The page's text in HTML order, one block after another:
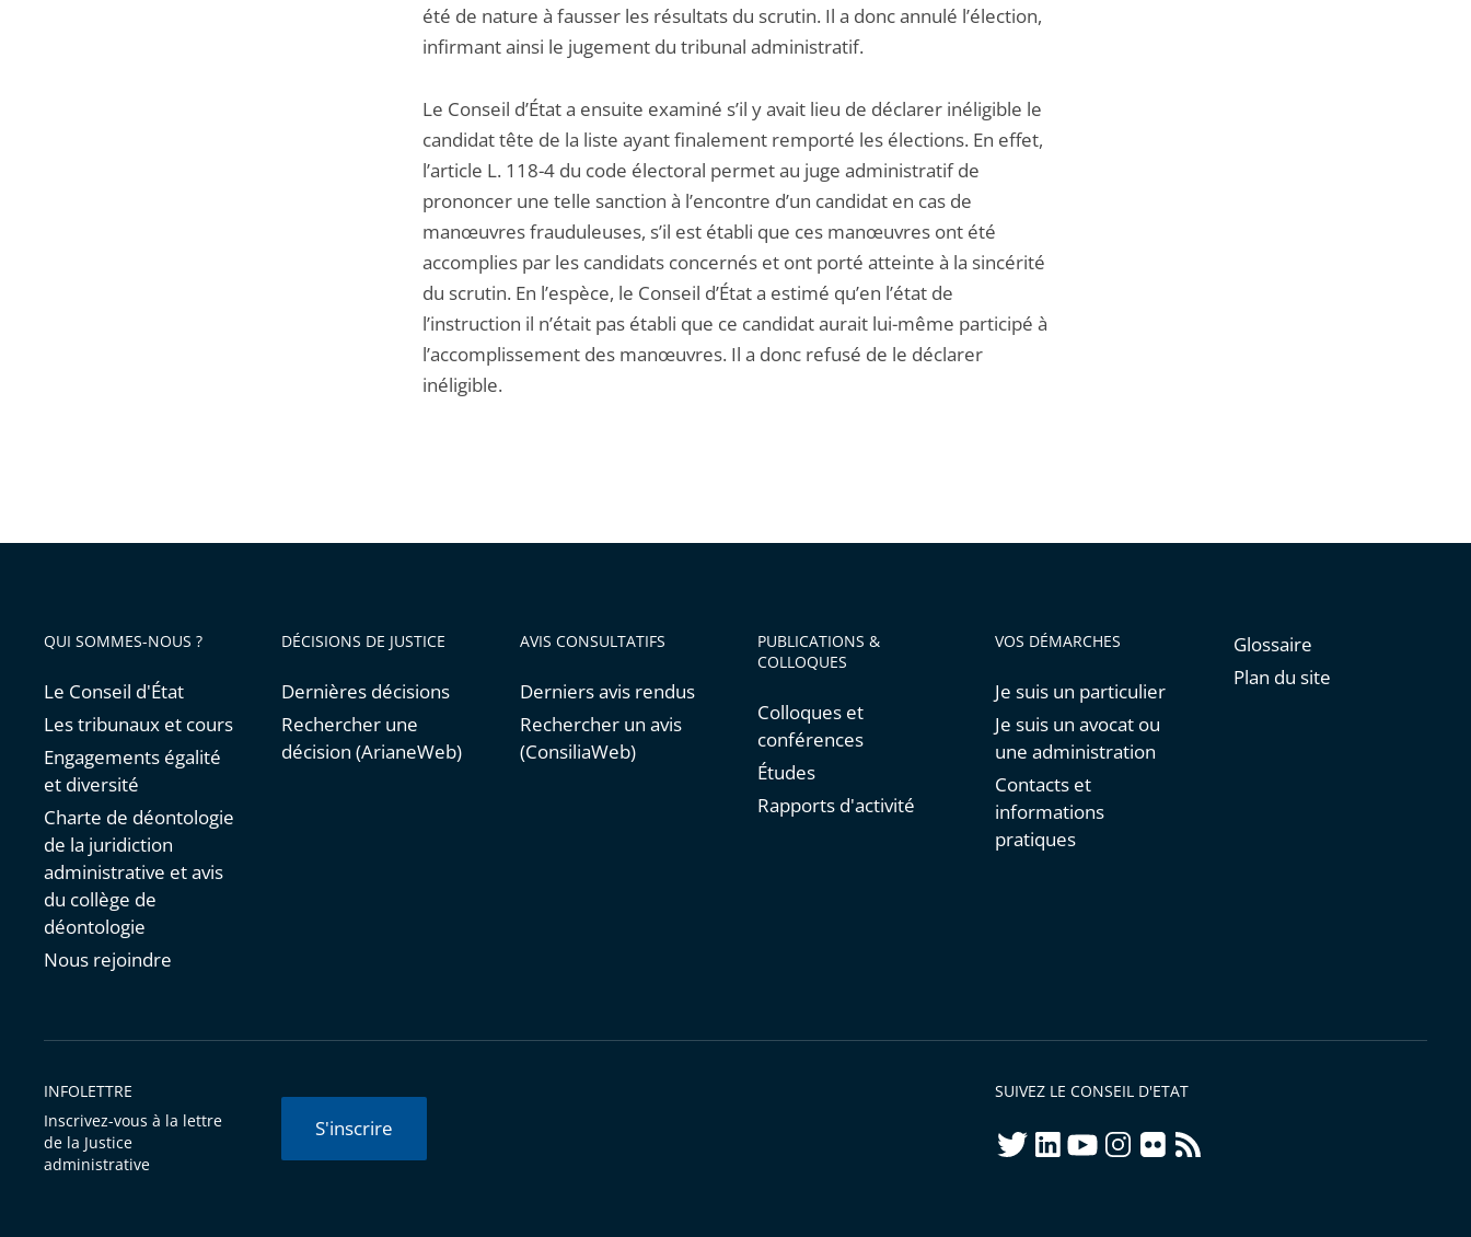
été de nature à fausser les résultats du scrutin. Il a donc annulé l’élection,
infirmant ainsi le jugement du tribunal administratif.
Le Conseil d’État a ensuite examiné s’il y avait lieu de déclarer inéligible le
candidat tête de la liste ayant finalement remporté les élections. En effet,
l’article L. 118-4 du code électoral permet au juge administratif de
prononcer une telle sanction à l’encontre d’un candidat en cas de
manœuvres frauduleuses, s’il est établi que ces manœuvres ont été
accomplies par les candidats concernés et ont porté atteinte à la sincérité
du scrutin. En l’espèce, le Conseil d’État a estimé qu’en l’état de
l’instruction il n’était pas établi que ce candidat aurait lui-même participé à
l’accomplissement des manœuvres. Il a donc refusé de le déclarer
inéligible.
QUI SOMMES-NOUS ?
Le Conseil d'État
Les tribunaux et cours
Engagements égalité
et diversité
Charte de déontologie
de la juridiction
administrative et avis
du collège de
déontologie
Nous rejoindre
DÉCISIONS DE JUSTICE
Dernières décisions
Rechercher une
décision (ArianeWeb)
AVIS CONSULTATIFS
Derniers avis rendus
Rechercher un avis
(ConsiliaWeb)
PUBLICATIONS &
COLLOQUES
Colloques et
conférences
Études
Rapports d'activité
VOS DÉMARCHES
Je suis un particulier
Je suis un avocat ou
une administration
Contacts et
informations
pratiques
Glossaire
Plan du site
INFOLETTRE
Inscrivez-vous à la lettre
de la Justice
administrative
S'inscrire
SUIVEZ LE CONSEIL D'ETAT
twitterlinkedInyoutubeinstagram
flickrrss